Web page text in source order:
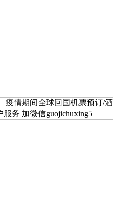
疫情期间全球回国机票预订/
服务 加微信guojichuxing5